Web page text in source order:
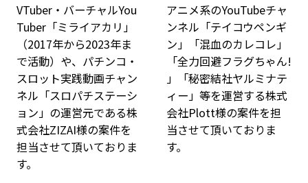
VTuber・バーチャルYou
Tuber「ミライアカリ」
（2017年から2023年ま
で活動）や、パチンコ・
スロット実践動画チャン
ネル「スロパチステーシ
ョン」の運営元である株
式会社ZIZAI様の案件を
担当させて頂いておりま
す。
アニメ系のYouTubeチャ
ンネル「テイコウペンギ
ン」「混血のカレコレ」
「全力回避フラグちゃん!
」「秘密結社ヤルミナテ
ィー」等を運営する株式
会社Plott様の案件を担
当させて頂いておりま
す。